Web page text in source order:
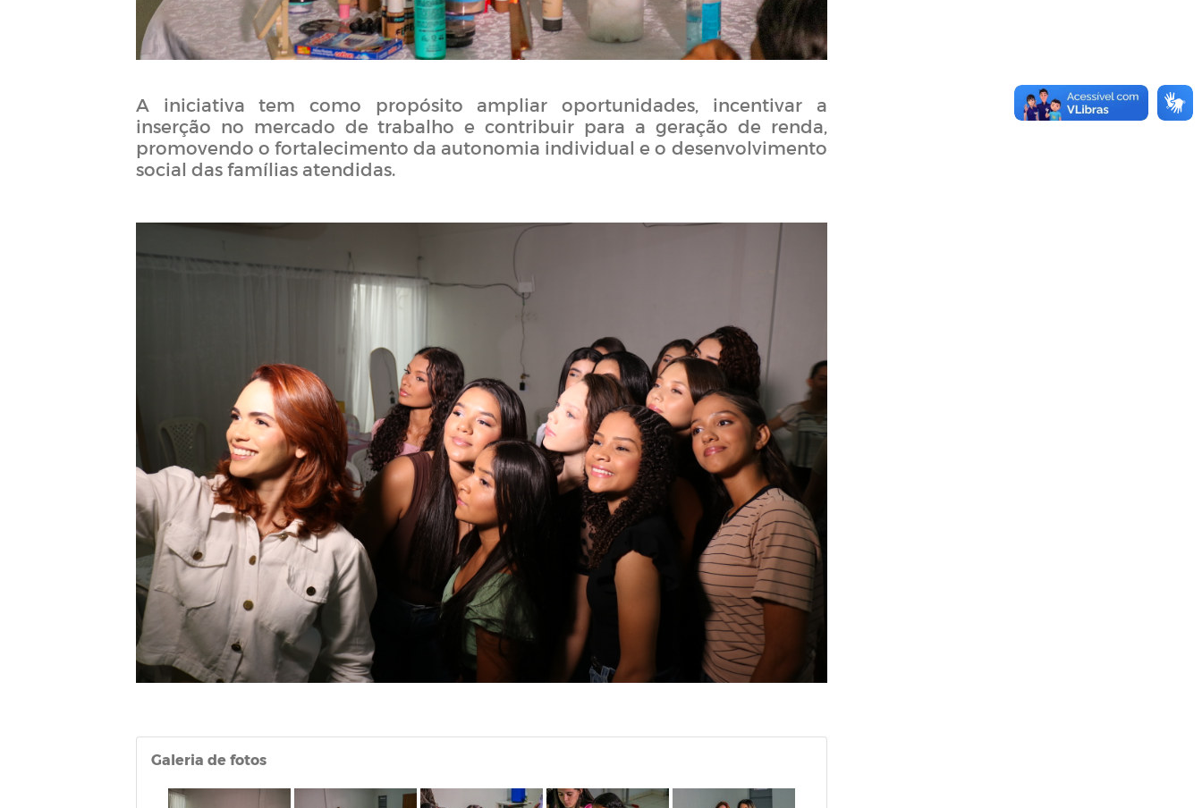
A iniciativa tem como propósito ampliar oportunidades, incentivar a
inserção no mercado de trabalho e contribuir para a geração de renda,
promovendo o fortalecimento da autonomia individual e o desenvolvimento
social das famílias atendidas.
Galeria de fotos